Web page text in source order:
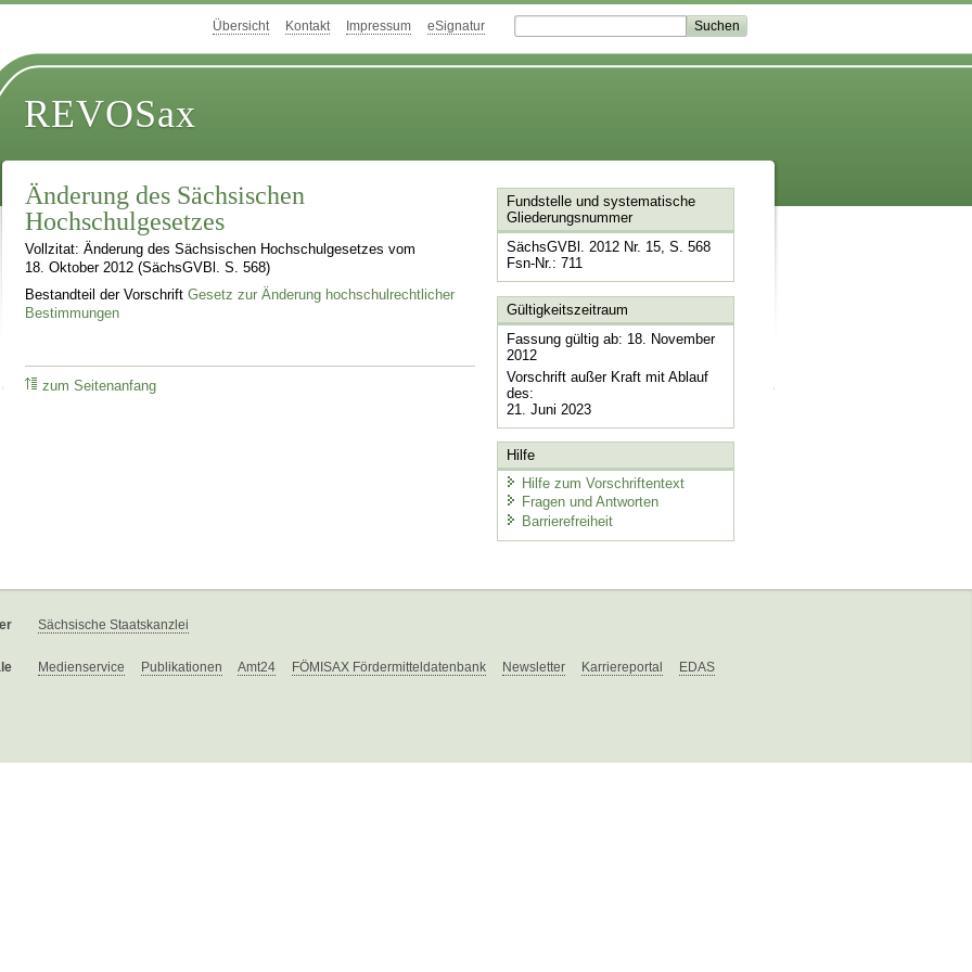
Übersicht Kontakt Impressum eSignatur
REVOSax
Änderung des Sächsischen
Hochschulgesetzes
Vollzitat: Änderung des Sächsischen Hochschulgesetzes vom
18. Oktober 2012 (SächsGVBl. S. 568)
Bestandteil der VorschriftGesetz zur Änderung hochschulrechtlicher
Bestimmungen
zum Seitenanfang
Fundstelle und systematische
Gliederungsnummer
SächsGVBl. 2012 Nr. 15, S. 568
Fsn-Nr.: 711
Gültigkeitszeitraum
Fassung gültig ab: 18. November
2012
Vorschrift außer Kraft mit Ablauf
des:
21. Juni 2023
Hilfe
Hilfe zum Vorschriftentext
Fragen und Antworten
Barrierefreiheit
Sächsische Staatskanzlei
Medienservice Publikationen Amt24 FÖMISAX Fördermitteldatenbank Newsletter Karriereportal EDAS